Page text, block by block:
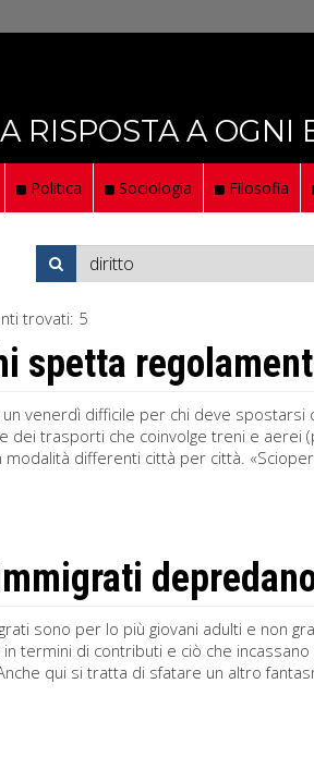
RISPOSTA A OGNI
Politica Sociologia Filosofia
trovati: 5
spetta
un venerdì difficile per chi deve
dei trasporti che coinvolge treni e aerei
modalità differenti città per città.
sono per lo più giovani adulti e non
termini di contributi e ciò che
qui si tratta di sfatare un altro